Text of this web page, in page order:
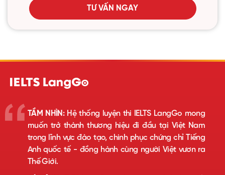
TƯ VẤN NGAY
TẦM NHÌN:Hệ thống luyện thi IELTS LangGo mong
muốn trở thành thương hiệu đi đầu tại Việt Nam
trong lĩnh vực đào tạo, chinh phục chứng chỉ Tiếng
Anh quốc tế - đồng hành cùng người Việt vươn ra
Thế Giới.